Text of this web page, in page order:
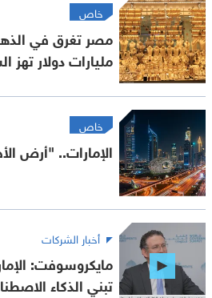
خاص
مليارات دولار تهز
خاص
الإمارات.. "أرض
أخبار الشركات
مايكروسوفت:
تبني الذكاء